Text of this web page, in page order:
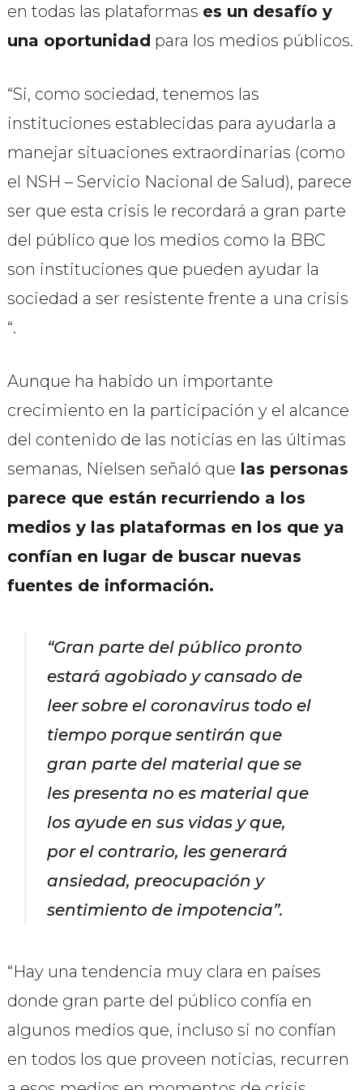
en todas las plataformas es un desafío y
una oportunidad para los medios públicos.
“Si, como sociedad, tenemos las
instituciones establecidas para ayudarla a
manejar situaciones extraordinarias (como
el NSH – Servicio Nacional de Salud), parece
ser que esta crisis le recordará a gran parte
del público que los medios como la BBC
son instituciones que pueden ayudar la
sociedad a ser resistente frente a una crisis
“.
Aunque ha habido un importante
crecimiento en la participación y el alcance
del contenido de las noticias en las últimas
semanas, Nielsen señaló que las personas
parece que están recurriendo a los
medios y las plataformas en los que ya
confían en lugar de buscar nuevas
fuentes de información.
“Gran parte del público pronto
estará agobiado y cansado de
leer sobre el coronavirus todo el
tiempo porque sentirán que
gran parte del material que se
les presenta no es material que
los ayude en sus vidas y que,
por el contrario, les generará
ansiedad, preocupación y
sentimiento de impotencia”.
“Hay una tendencia muy clara en países
donde gran parte del público confía en
algunos medios que, incluso si no confían
en todos los que proveen noticias, recurren